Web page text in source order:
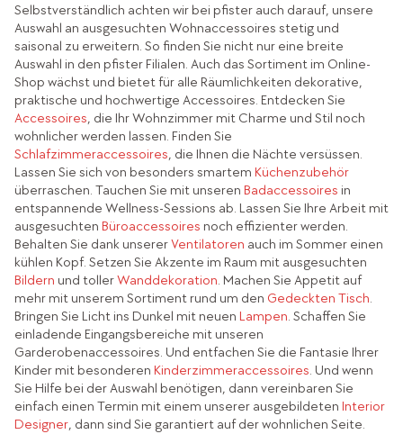
Selbstverständlich achten wir bei pfister auch darauf, unsere
Auswahl an ausgesuchten Wohnaccessoires stetig und
saisonal zu erweitern. So finden Sie nicht nur eine breite
Auswahl in den pfister Filialen. Auch das Sortiment im Online-
Shop wächst und bietet für alle Räumlichkeiten dekorative,
praktische und hochwertige Accessoires. Entdecken Sie
Accessoires, die Ihr Wohnzimmer mit Charme und Stil noch
wohnlicher werden lassen. Finden Sie
Schlafzimmeraccessoires, die Ihnen die Nächte versüssen.
Lassen Sie sich von besonders smartem Küchenzubehör
überraschen. Tauchen Sie mit unseren Badaccessoires in
entspannende Wellness-Sessions ab. Lassen Sie Ihre Arbeit mit
ausgesuchten Büroaccessoires noch effizienter werden.
Behalten Sie dank unsererVentilatoren auch im Sommer einen
kühlen Kopf. Setzen Sie Akzente im Raum mit ausgesuchten
Bildern und tollerWanddekoration. Machen Sie Appetit auf
mehr mit unserem Sortiment rund um den Gedeckten Tisch.
Bringen Sie Licht ins Dunkel mit neuen Lampen. Schaffen Sie
einladende Eingangsbereiche mit unseren
Garderobenaccessoires. Und entfachen Sie die Fantasie Ihrer
Kinder mit besonderen Kinderzimmeraccessoires. Und wenn
Sie Hilfe bei der Auswahl benötigen, dann vereinbaren Sie
einfach einen Termin mit einem unserer ausgebildeten Interior
Designer, dann sind Sie garantiert auf der wohnlichen Seite.